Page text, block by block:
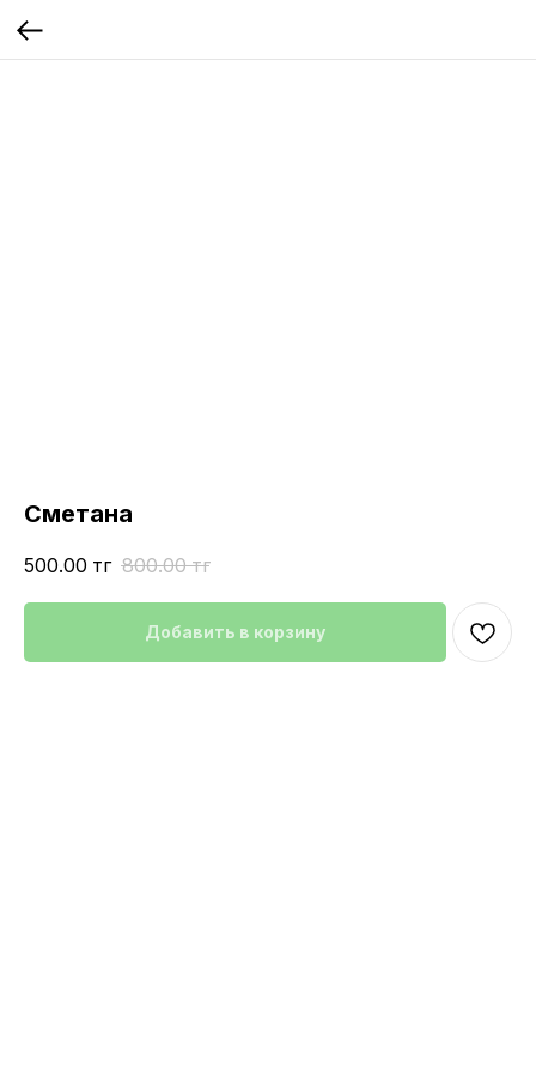
Сметана
500.00 тг 800.00 тг
Добавить в корзину